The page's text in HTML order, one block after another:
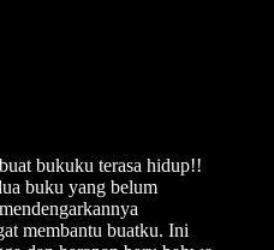
bukuku terasa hidup!!
buku yang belum
membantu buatku. Ini